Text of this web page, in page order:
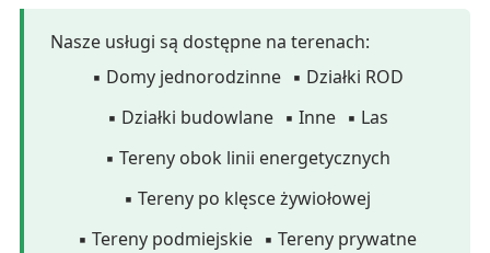
Nasze usługi są dostępne na terenach:
▪ Domy jednorodzinne ▪ Działki ROD
▪ Działki budowlane ▪ Inne ▪ Las
▪ Tereny obok linii energetycznych
▪ Tereny po klęsce żywiołowej
▪ Tereny podmiejskie ▪ Tereny prywatne